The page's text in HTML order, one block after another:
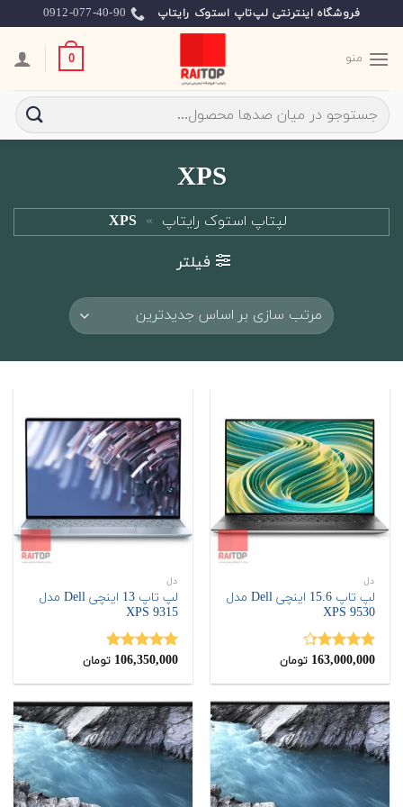
to
content
فروشگاه اینترنتی لپ‌تاپ استوک رایتاپ 0912-077-40-90
منو 0
جستجو
برای:
XPS
لپتاپ استوک رایتاپ »
XPS
فیلتر
دل
لپ تاپ 15.6 اینچی Dell مدل
XPS 9530
نمره4.25
163,000,000 تومان
دل
لپ تاپ 13 اینچی Dell مدل
XPS 9315
نمره5.00
106,350,000 تومان